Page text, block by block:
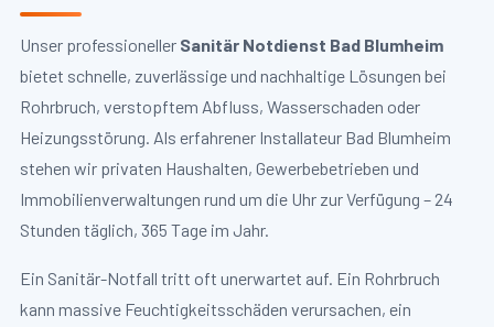
Unser professioneller Sanitär Notdienst Bad Blumheim
bietet schnelle, zuverlässige und nachhaltige Lösungen bei
Rohrbruch, verstopftem Abfluss, Wasserschaden oder
Heizungsstörung. Als erfahrener Installateur Bad Blumheim
stehen wir privaten Haushalten, Gewerbebetrieben und
Immobilienverwaltungen rund um die Uhr zur Verfügung – 24
Stunden täglich, 365 Tage im Jahr.
Ein Sanitär-Notfall tritt oft unerwartet auf. Ein Rohrbruch
kann massive Feuchtigkeitsschäden verursachen, ein